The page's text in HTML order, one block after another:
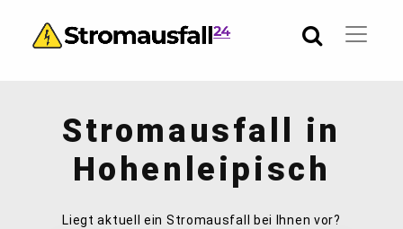
Stromausfall in
Hohenleipisch
Liegt aktuell ein Stromausfall bei Ihnen vor?